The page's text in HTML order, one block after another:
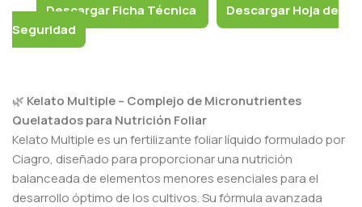
Descargar Ficha Técnica
Descargar Hoja de
Seguridad
🌿 Kelato Multiple – Complejo de Micronutrientes
Quelatados para Nutrición Foliar
Kelato Multiple es un fertilizante foliar líquido formulado por
Ciagro, diseñado para proporcionar una nutrición
balanceada de elementos menores esenciales para el
desarrollo óptimo de los cultivos. Su fórmula avanzada